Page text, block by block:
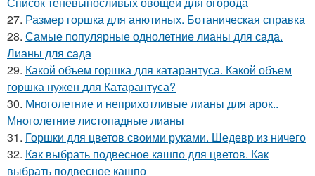
27. Размер горшка для анютиных. Ботаническая справка
28. Самые популярные однолетние лианы для сада.
Лианы для сада
29. Какой объем горшка для катарантуса. Какой объем
горшка нужен для Катарантуса?
30. Многолетние и неприхотливые лианы для арок..
Многолетние листопадные лианы
31. Горшки для цветов своими руками. Шедевр из ничего
32. Как выбрать подвесное кашпо для цветов. Как
выбрать подвесное кашпо